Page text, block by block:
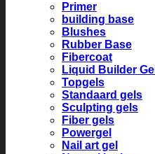
Primer
building base
Blushes
Rubber Base
Fibercoat
Liquid Builder Gel
Topgels
Standaard gels
Sculpting gels
Fiber gels
Powergel
Nail art gel